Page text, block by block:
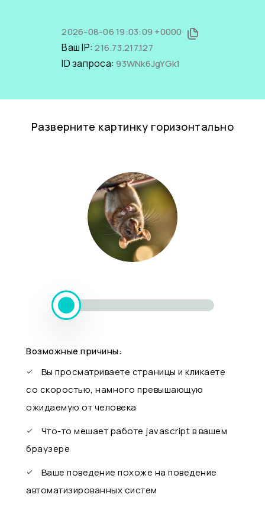
2026-08-06 19:03:09 +0000
Ваш IP:216.73.217.127
ID запроса:93WNk6JgYGk1
Разверните картинку горизонтально
Возможные причины:
Вы просматриваете страницы и кликаете
со скоростью, намного превышающую
ожидаемую от человека
Что-то мешает работе javascript в вашем
браузере
Ваше поведение похоже на поведение
автоматизированных систем